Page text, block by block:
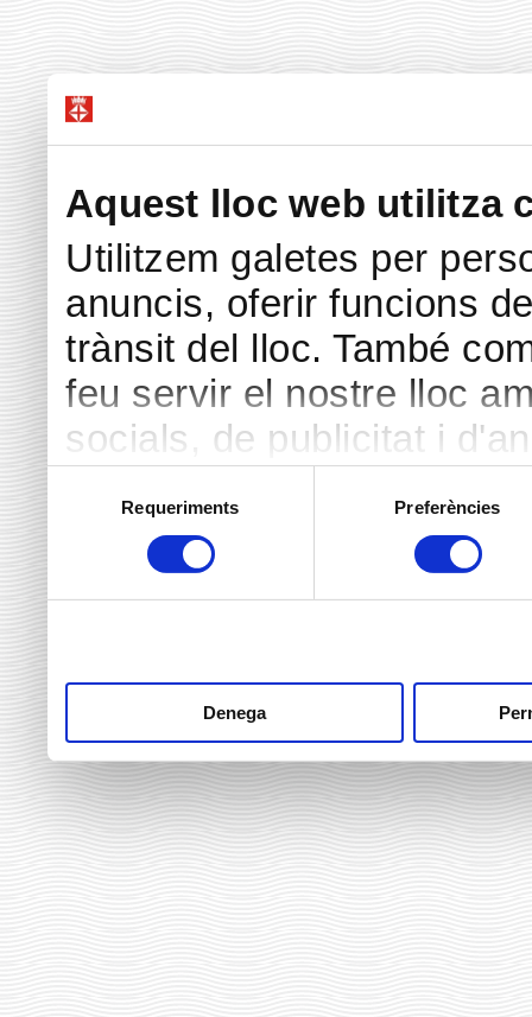
Aquest lloc web utilitza
Utilitzem galetes per
anuncis, oferir funcions
trànsit del lloc. També
feu servir el nostre lloc
socials, de publicitat i
hàgiu proporcionat o
heu fet dels seus serveis.
consentiment
Requeriments Preferències
Denega